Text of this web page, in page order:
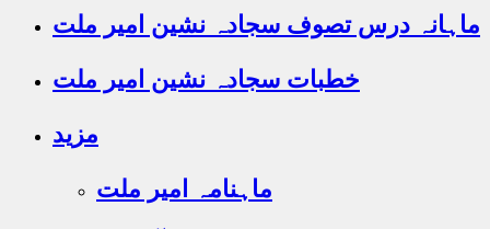
ماہانہ درس تصوف سجادہ نشین امیر ملت
خطبات سجادہ نشین امیر ملت
مزید
ماہنامہ امیر ملت